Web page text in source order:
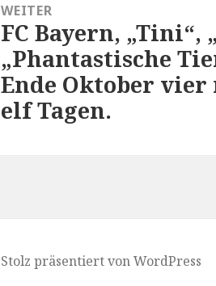
WEITER
Nächster
Beitrag:
FC Bayern,
„Phantastische
Ende Oktober
elf Tagen.
Stolz präsentiert von WordPress